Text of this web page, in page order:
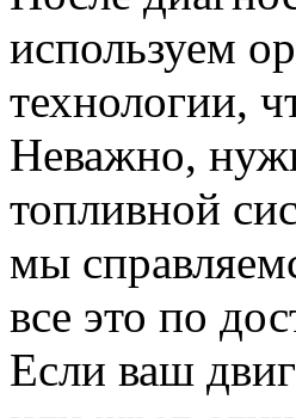
используем
технологии,
Неважно,
топливной
мы
все это по
Если ваш